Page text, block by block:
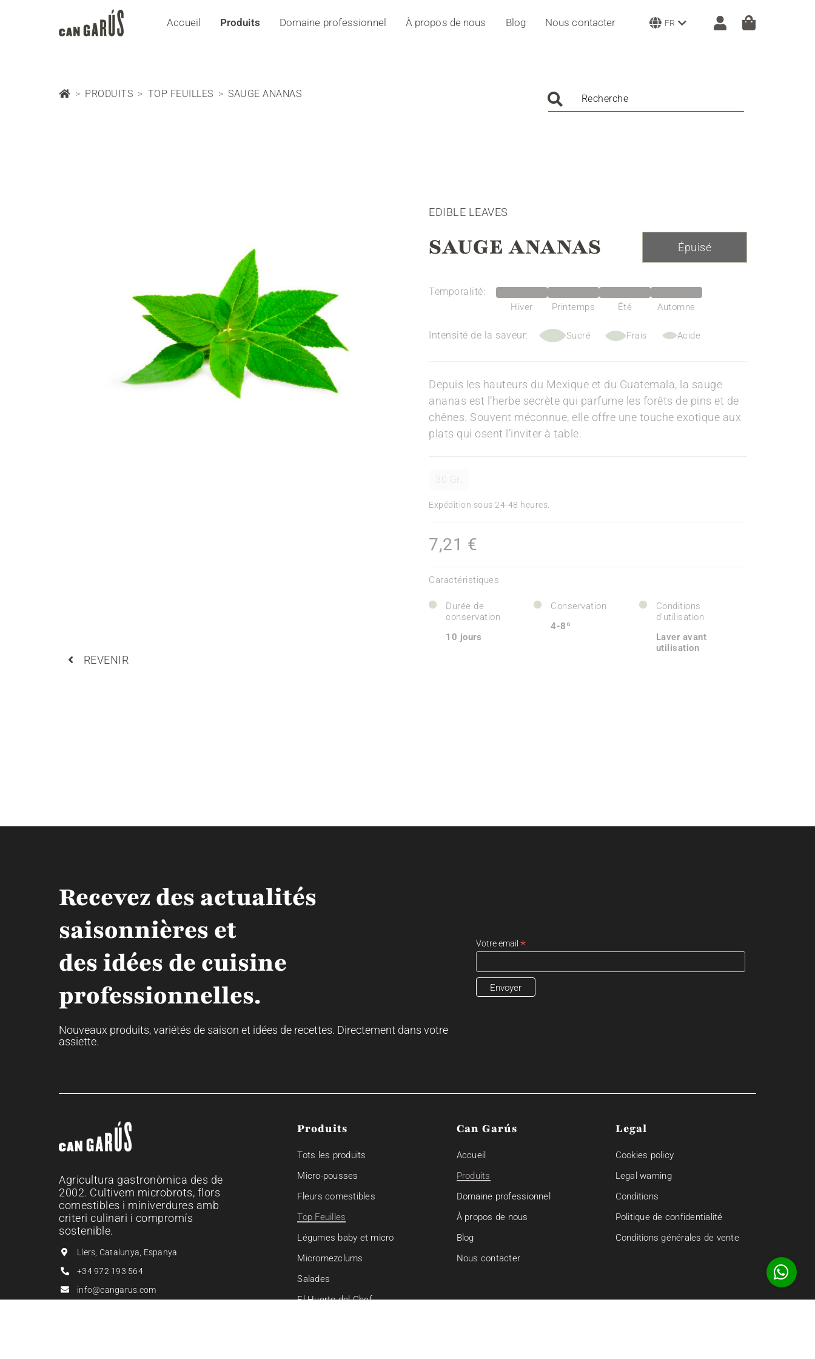
Accueil Produits Domaine professionnel À propos de nous Blog Nous contacter FR
PRODUITS TOP FEUILLES SAUGE ANANAS Recherche
EDIBLE LEAVES
SAUGE ANANAS Épuisé
Temporalité:
Hiver Printemps Été Automne
Intensité de la saveur: Sucré Frais Acide
Depuis les hauteurs du Mexique et du Guatemala, la sauge
ananas est l’herbe secrète qui parfume les forêts de pins et de
chênes. Souvent méconnue, elle offre une touche exotique aux
plats qui osent l’inviter à table.
30 Gr.
Expédition sous 24-48 heures.
7,21 €
Caractéristiques
Durée de
conservation
10 jours
Conservation
4-8º
Conditions
d'utilisation
Laver avant
utilisation
REVENIR
Recevez des actualités
saisonnières et
des idées de cuisine
professionnelles.
Nouveaux produits, variétés de saison et idées de recettes. Directement dans votre
assiette.
Votre email*
Agricultura gastronòmica des de
2002. Cultivem microbrots, flors
comestibles i miniverdures amb
criteri culinari i compromís
sostenible.
Llers, Catalunya, Espanya
+34 972 193 564
info@cangarus.com
Produits
Tots les produits
Micro-pousses
Fleurs comestibles
Top Feuilles
Légumes baby et micro
Micromezclums
Salades
El Huerto del Chef
Can Garús
Accueil
Produits
Domaine professionnel
À propos de nous
Blog
Nous contacter
Legal
Cookies policy
Legal warning
Conditions
Politique de confidentialité
Conditions générales de vente